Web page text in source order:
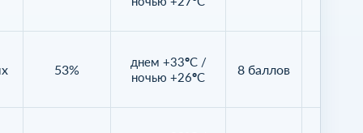
53%
днем +33°C /
ночью +26°C
8 баллов